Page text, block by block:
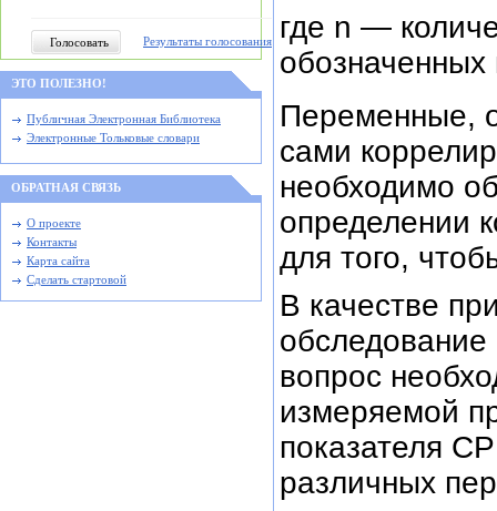
Результаты голосования
ЭТО ПОЛЕЗНО!
Публичная Электронная Библиотека
Электронные Тольковые словари
ОБРАТНАЯ СВЯЗЬ
О проекте
Контакты
Карта сайта
Сделать стартовой
где n —
обозначенных
Переменные,
сами
необходимо
определении
для того,
В качестве
обследование
вопрос
измеряемой
показателя
различных